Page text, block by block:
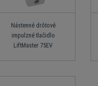
Nástenné drôtové
impulzné tlačidlo
LiftMaster 75EV